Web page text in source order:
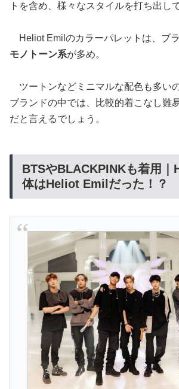
トを含め、様々なスタイルを打ち出し
Heliot Emilのカラーパレットは、ブ
モノトーン系が多め。
ツートンなどミニマルな配色も多い
ブランドの中では、比較的着こなし難
だと言えるでしょう。
BTSやBLACKPINKも着用｜
体はHeliot Emilだった！？